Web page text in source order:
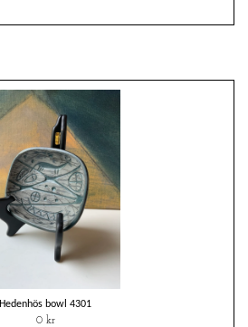
Hedenhös bowl 4301
0 kr